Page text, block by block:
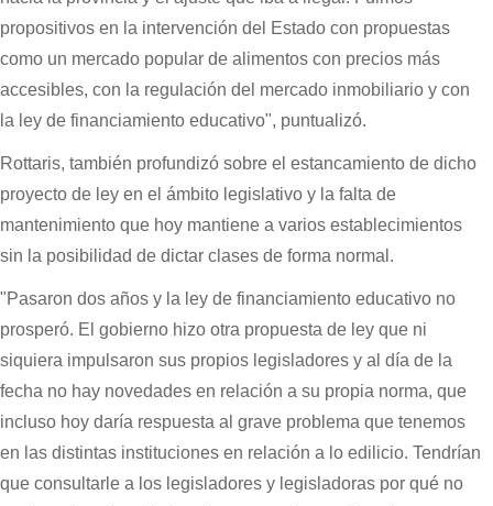
propositivos en la intervención del Estado con propuestas
como un mercado popular de alimentos con precios más
accesibles, con la regulación del mercado inmobiliario y con
la ley de financiamiento educativo", puntualizó.
Rottaris, también profundizó sobre el estancamiento de dicho
proyecto de ley en el ámbito legislativo y la falta de
mantenimiento que hoy mantiene a varios establecimientos
sin la posibilidad de dictar clases de forma normal.
"Pasaron dos años y la ley de financiamiento educativo no
prosperó. El gobierno hizo otra propuesta de ley que ni
siquiera impulsaron sus propios legisladores y al día de la
fecha no hay novedades en relación a su propia norma, que
incluso hoy daría respuesta al grave problema que tenemos
en las distintas instituciones en relación a lo edilicio. Tendrían
que consultarle a los legisladores y legisladoras por qué no